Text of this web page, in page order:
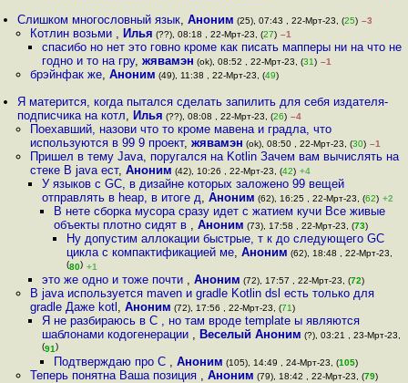
Слишком многословный язык,Аноним (25), 07:43 , 22-Мрт-23, (25) –3
Котлин возьми , Илья (??), 08:18 , 22-Мрт-23, (27) –1
спасибо но нет это говно кроме как писать мапперы ни на что не
годно и то на гру, жявамэн (ok), 08:52 , 22-Мрт-23, (31) –1
брэйнфак же, Аноним (49), 11:38 , 22-Мрт-23, (49)
Я матерится, когда пытался сделать запилить для себя издателя-
подписчика на котл, Илья (??), 08:08 , 22-Мрт-23, (26) –4
Поехавший, назови что то кроме мавена и градла, что
используются в 99 9 проект, жявамэн (ok), 08:50 , 22-Мрт-23, (30) –1
Пришел в тему Java, поругался на Kotlin Зачем вам вычислять на
стеке В java ест, Аноним (42), 10:26 , 22-Мрт-23, (42) +4
У языков с GC, в дизайне которых заложено 99 вещей
отправлять в heap, в итоге д, Аноним (62), 16:25 , 22-Мрт-23, (62) +2
В нете сборка мусора сразу идет с жатием кучи Все живые
объекты плотно сидят в ,Аноним (73), 17:58 , 22-Мрт-23, (73)
Ну допустим аллокации быстрые, т к до следующего GC
цикла с компактификацией ме, Аноним (62), 18:48 , 22-Мрт-23,
(80) +1
это же одно и тоже почти , Аноним (72), 17:57 , 22-Мрт-23, (72)
В java используется maven и gradle Kotlin dsl есть только для
gradle Даже kotl , Аноним (72), 17:56 , 22-Мрт-23, (71)
Я не разбираюсь в C , но там вроде template ы являются
шаблонами кодогенерации , Веселый Аноним (?), 03:21 , 23-Мрт-23,
(91)
Подтверждаю про С ,Аноним (105), 14:49 , 24-Мрт-23, (105)
Теперь понятна Ваша позиция , Аноним (79), 18:42 , 22-Мрт-23, (79)